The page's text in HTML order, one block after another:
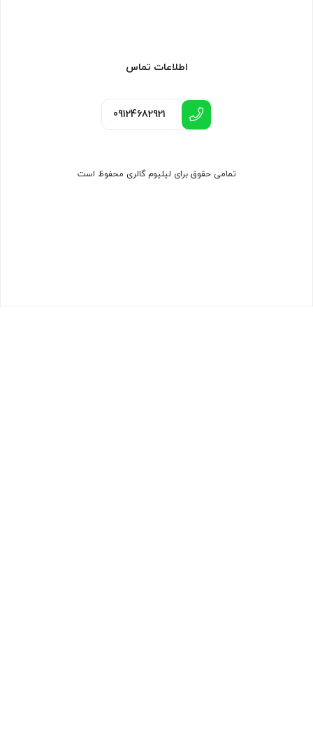
اطلاعات تماس
09124682921
تمامی حقوق برای لیلیوم گالری محفوظ است